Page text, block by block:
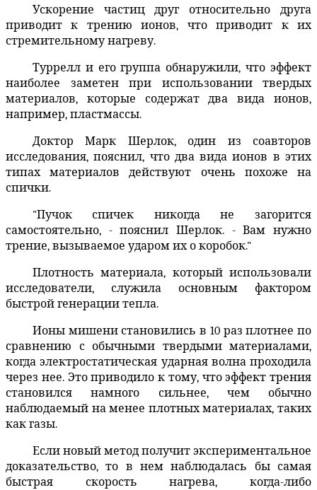
Ускорение частиц друг относительно друга
приводит к трению ионов, что приводит к их
стремительному нагреву.
Туррелл и его группа обнаружили, что эффект
наиболее заметен при использовании твердых
материалов, которые содержат два вида ионов,
например, пластмассы.
Доктор Марк Шерлок, один из соавторов
исследования, пояснил, что два вида ионов в этих
типах материалов действуют очень похоже на
спички.
"Пучок спичек никогда не загорится
самостоятельно, - пояснил Шерлок. - Вам нужно
трение, вызываемое ударом их о коробок."
Плотность материала, который использовали
исследователи, служила основным фактором
быстрой генерации тепла.
Ионы мишени становились в 10 раз плотнее по
сравнению с обычными твердыми материалами,
когда электростатическая ударная волна проходила
через нее. Это приводило к тому, что эффект трения
становился намного сильнее, чем обычно
наблюдаемый на менее плотных материалах, таких
как газы.
Если новый метод получит экспериментальное
доказательство, то в нем наблюдалась бы самая
быстрая скорость нагрева, когда-либо